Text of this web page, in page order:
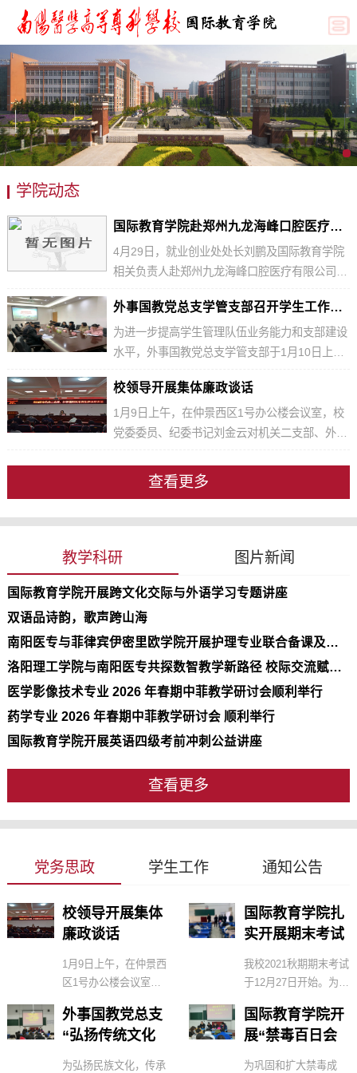
学院动态
国际教育学院赴郑州九龙海峰口腔医疗有限公司开展访企拓岗专项行动
4月29日，就业创业处处长刘鹏及国际教育学院
相关负责人赴郑州九龙海峰口腔医疗有限公司开
海峰的陪同下，先后前往中牟九龙海峰口腔门诊
与九龙海峰口腔中兴路口腔门诊参观。随后，双
方就口腔医学专业的人才培养模式、行业对专业
以及如何进一步加强校企合作进行了深入座谈交
流。座谈会后，学院对在九龙海峰实习学生的实
习情况展开检查，鼓励...
外事国教党总支学管支部召开学生工作座谈会
​为进一步提高学生管理队伍业务能力和支部建设
水平，外事国教党总支学管支部于1月10日上午
同志受邀参加，纪委书记刘金云出席会议并讲
话。闫珂围绕“七个有力”建设目标，分享了学管
党支部创建“全国党建工作样板支部”的心得体
体、增进培育意识，着力加强党支部自身建设。
护理系主任张欣提出，要坚持以党建引领教育教
校领导开展集体廉政谈话
​1月9日上午，在仲景西区1号办公楼会议室，校
党委委员、纪委书记刘金云对机关二支部、外事
金云对大家提出四点要求。一要有风险意识，认
真查找廉政风险，采取有效措施及时进行化解；
学习，通过政治学习增强党性修养，通过法律法
规学习明是非、守底线；四要进一步提升表达能
力、办事能力、沟通...
查看更多
教学科研 图片新闻
国际教育学院开展跨文化交际与外语学习专题讲座
双语品诗韵，歌声跨山海
南阳医专与菲律宾伊密里欧学院开展护理专业联合备课及教学研讨交流活动
洛阳理工学院与南阳医专共探数智教学新路径 校际交流赋能外语教学提质升级
医学影像技术专业 2026 年春期中菲教学研讨会顺利举行
药学专业 2026 年春期中菲教学研讨会 顺利举行
国际教育学院开展英语四级考前冲刺公益讲座
查看更多
党务思政 学生工作 通知公告
校领导开展集体
廉政谈话
​1月9日上午，在仲景西
区1号办公楼会议室，
刘金云对机关二支部、
外事国教党总支全体党
国际教育学院扎
实开展期末考试
诚信教育及组织
督查工作
我校2021秋期期末考试
于12月27日开始。为严
工作顺利开展，国际教
育学院成立领导小组，
外事国教党总支
“弘扬传统文化
拒过洋节 从我做
为弘扬民族文化，传承
国际教育学院开
展“禁毒百日会
战”主题活动
为巩固和扩大禁毒成